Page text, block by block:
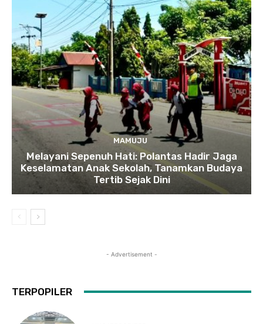
MAMUJU
Melayani Sepenuh Hati: Polantas Hadir Jaga
Keselamatan Anak Sekolah, Tanamkan Budaya
Tertib Sejak Dini
- Advertisement -
TERPOPILER